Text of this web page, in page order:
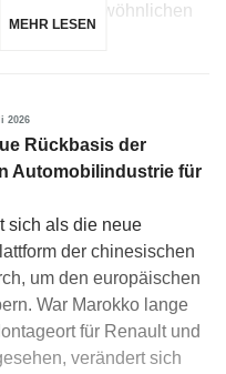
außergewöhnlichen
MEHR LESEN
2026
Rückbasis der
Automobilindustrie für
sich als die neue
der chinesischen
um den europäischen
War Marokko lange
für Renault und
verändert sich